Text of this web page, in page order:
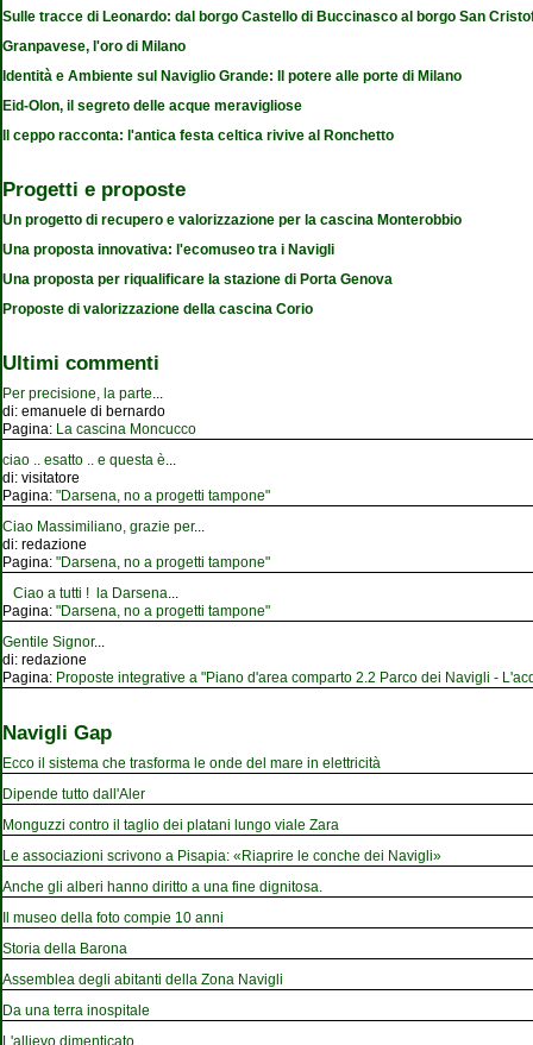
Sulle tracce di Leonardo: dal borgo Castello di Buccinasco al borgo San
Granpavese, l'oro di Milano
Identità e Ambiente sul Naviglio Grande: Il potere alle porte di Milano
Eid-Olon, il segreto delle acque meravigliose
Il ceppo racconta: l'antica festa celtica rivive al Ronchetto
Progetti e proposte
Un progetto di recupero e valorizzazione per la cascina Monterobbio
Una proposta innovativa: l'ecomuseo tra i Navigli
Una proposta per riqualificare la stazione di Porta Genova
Proposte di valorizzazione della cascina Corio
Ultimi commenti
Per precisione, la parte...
di: emanuele di bernardo
Pagina: La cascina Moncucco
ciao .. esatto .. e questa è...
di: visitatore
Pagina: "Darsena, no a progetti tampone"
Ciao Massimiliano, grazie per...
di: redazione
Pagina: "Darsena, no a progetti tampone"
Ciao a tutti ! la Darsena...
Pagina: "Darsena, no a progetti tampone"
Gentile Signor...
di: redazione
Pagina: Proposte integrative a "Piano d'area comparto 2.2 Parco dei Navigli -
Navigli Gap
Ecco il sistema che trasforma le onde del mare in elettricità
Dipende tutto dall'Aler
Monguzzi contro il taglio dei platani lungo viale Zara
Le associazioni scrivono a Pisapia: «Riaprire le conche dei Navigli»
Anche gli alberi hanno diritto a una fine dignitosa.
Il museo della foto compie 10 anni
Storia della Barona
Assemblea degli abitanti della Zona Navigli
Da una terra inospitale
L'allievo dimenticato